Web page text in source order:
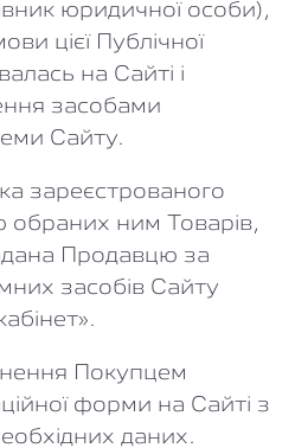
юридичної особи),
цієї Публічної
на Сайті і
засобами
Сайту.
зареєстрованого
обраних ним Товарів,
Продавцю за
засобів Сайту
Покупцем
форми на Сайті з
даних.